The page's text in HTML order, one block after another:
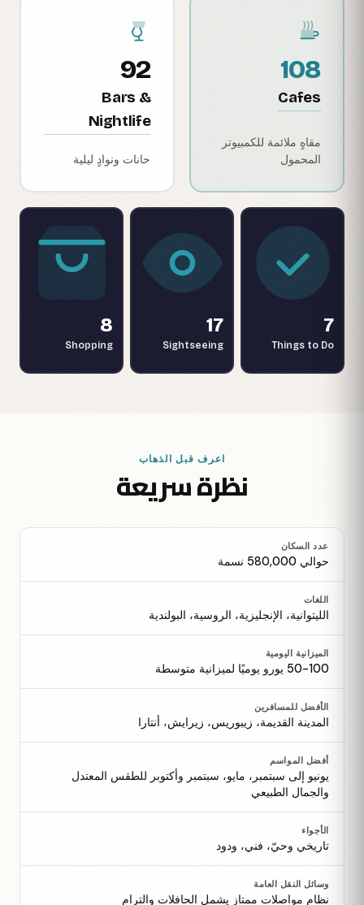
108
Cafes
مقاهٍ ملائمة للكمبيوتر
المحمول
92
Bars &
Nightlife
حانات ونوادٍ ليلية
7
Things to Do
17
Sightseeing
8
Shopping
اعرف قبل الذهاب
نظرة سريعة
عدد السكان
حوالي 580,000 نسمة
اللغات
الليتوانية، الإنجليزية، الروسية، البولندية
الميزانية اليومية
50-100 يورو يوميًا لميزانية متوسطة
الأفضل للمسافرين
المدينة القديمة، زيبوريس، زيرايش، أنتارا
أفضل المواسم
يونيو إلى سبتمبر، مايو، سبتمبر وأكتوبر للطقس المعتدل
والجمال الطبيعي
الأجواء
تاريخي وحيّ، فني، ودود
وسائل النقل العامة
نظام مواصلات ممتاز يشمل الحافلات والترام